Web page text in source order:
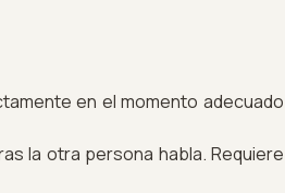
en el momento adecuado
la otra persona habla. Requiere